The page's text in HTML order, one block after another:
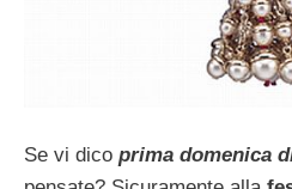
Se vi dico prima domenica